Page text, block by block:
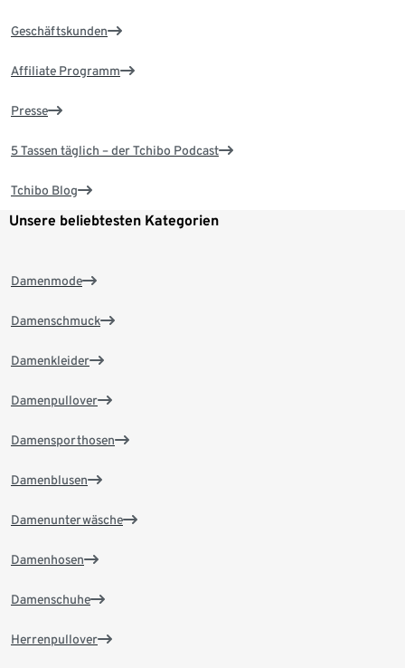
Geschäftskunden
Affiliate Programm
Presse
5 Tassen täglich – der Tchibo Podcast
Tchibo Blog
Unsere beliebtesten Kategorien
Damenmode
Damenschmuck
Damenkleider
Damenpullover
Damensporthosen
Damenblusen
Damenunterwäsche
Damenhosen
Damenschuhe
Herrenpullover